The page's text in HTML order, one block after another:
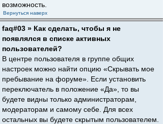
возможность.
Вернуться наверх
faq#03 » Как сделать, чтобы я не
появлялся в списке активных
пользователей?
В центре пользователя в группе общих
настроек можно найти опцию «Скрывать мое
пребывание на форуме». Если установить
переключатель в положение «Да», то вы
будете видны только администраторам,
модераторам и самому себе. Для всех
остальных вы будете скрытым пользователем.